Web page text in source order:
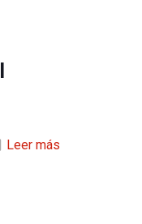
Leer más